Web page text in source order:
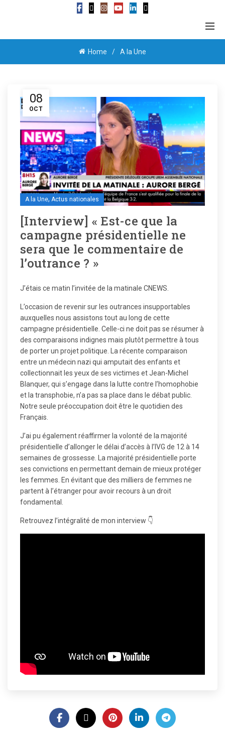
Home A la Une
08
OCT
A la Une, Actus nationales
[Interview] « Est-ce que la
campagne présidentielle ne
sera que le commentaire de
l’outrance ? »
J’étais ce matin l’invitée de la matinale CNEWS.
L’occasion de revenir sur les outrances insupportables
auxquelles nous assistons tout au long de cette
campagne présidentielle. Celle-ci ne doit pas se résumer à
des comparaisons indignes mais plutôt permettre à tous
de porter un projet politique. La récente comparaison
entre un médecin nazi qui amputait des enfants et
collectionnait les yeux de ses victimes et Jean-Michel
Blanquer, qui s’engage dans la lutte contre l’homophobie
et la transphobie, n’a pas sa place dans le débat public.
Notre seule préoccupation doit être le quotidien des
Français.
J’ai pu également réaffirmer la volonté de la majorité
présidentielle d’allonger le délai d’accès à l’IVG de 12 à 14
semaines de grossesse. La majorité présidentielle porte
ses convictions en permettant demain de mieux protéger
les femmes. En évitant que des milliers de femmes ne
partent à l’étranger pour avoir recours à un droit
fondamental.
Retrouvez l’intégralité de mon interview 👇